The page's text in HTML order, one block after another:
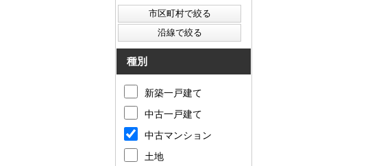
種別
新築一戸建て
中古一戸建て
中古マンション
土地